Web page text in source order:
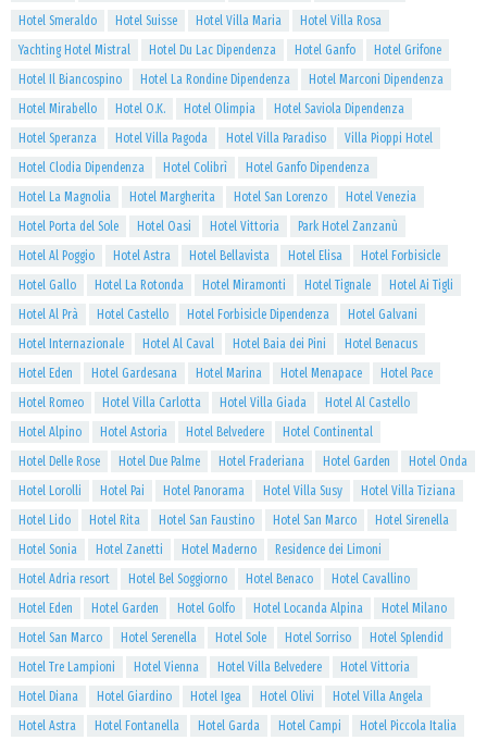
Hotel Smeraldo
Hotel Suisse Hotel Villa Maria
Hotel Villa Rosa
Yachting Hotel Mistral
Hotel Du Lac Dipendenza Hotel Ganfo
Hotel Grifone
Hotel Il Biancospino
Hotel La Rondine Dipendenza
Hotel Marconi Dipendenza
Hotel Mirabello
Hotel O.K. Hotel Olimpia
Hotel Saviola Dipendenza
Hotel Speranza
Hotel Villa Pagoda Hotel Villa Paradiso
Villa Pioppi Hotel
Hotel Clodia Dipendenza
Hotel Colibrì
Hotel Ganfo Dipendenza
Hotel La Magnolia
Hotel Margherita Hotel San Lorenzo
Hotel Venezia
Hotel Porta del Sole
Hotel Oasi Hotel Vittoria
Park Hotel Zanzanù
Hotel Al Poggio
Hotel Astra Hotel Bellavista Hotel Elisa
Hotel Forbisicle
Hotel Gallo
Hotel La Rotonda Hotel Miramonti Hotel Tignale
Hotel Ai Tigli
Hotel Al Prà
Hotel Castello Hotel Forbisicle Dipendenza
Hotel Galvani
Hotel Internazionale
Hotel Al Caval Hotel Baia dei Pini
Hotel Benacus
Hotel Eden
Hotel Gardesana Hotel Marina Hotel Menapace
Hotel Pace
Hotel Romeo
Hotel Villa Carlotta Hotel Villa Giada
Hotel Al Castello
Hotel Alpino
Hotel Astoria Hotel Belvedere
Hotel Continental
Hotel Delle Rose
Hotel Due Palme Hotel Fraderiana Hotel Garden
Hotel Onda
Hotel Lorolli
Hotel Pai Hotel Panorama Hotel Villa Susy
Hotel Villa Tiziana
Hotel Lido
Hotel Rita Hotel San Faustino Hotel San Marco
Hotel Sirenella
Hotel Sonia
Hotel Zanetti Hotel Maderno
Residence dei Limoni
Hotel Adria resort
Hotel Bel Soggiorno Hotel Benaco
Hotel Cavallino
Hotel Eden
Hotel Garden Hotel Golfo Hotel Locanda Alpina
Hotel Milano
Hotel San Marco
Hotel Serenella Hotel Sole Hotel Sorriso
Hotel Splendid
Hotel Tre Lampioni
Hotel Vienna Hotel Villa Belvedere
Hotel Vittoria
Hotel Diana
Hotel Giardino Hotel Igea Hotel Olivi
Hotel Villa Angela
Hotel Astra
Hotel Fontanella Hotel Garda Hotel Campi
Hotel Piccola Italia